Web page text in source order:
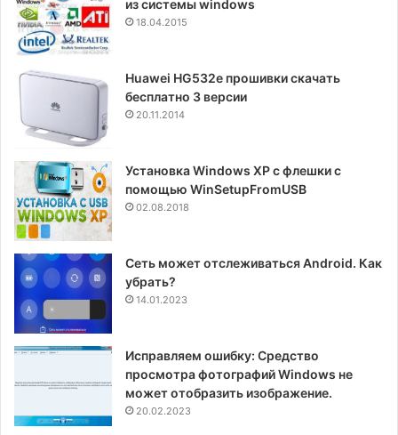
из системы windows
18.04.2015
Huawei HG532e прошивки скачать
бесплатно 3 версии
20.11.2014
Установка Windows XP с флешки с
помощью WinSetupFromUSB
02.08.2018
Сеть может отслеживаться Android. Как
убрать?
14.01.2023
Исправляем ошибку: Средство
просмотра фотографий Windows не
может отобразить изображение.
20.02.2023